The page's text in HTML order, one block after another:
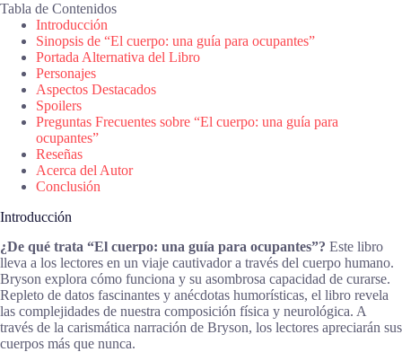
Tabla de Contenidos
Introducción
Sinopsis de “El cuerpo: una guía para ocupantes”
Portada Alternativa del Libro
Personajes
Aspectos Destacados
Spoilers
Preguntas Frecuentes sobre “El cuerpo: una guía para
ocupantes”
Reseñas
Acerca del Autor
Conclusión
Introducción
¿De qué trata “El cuerpo: una guía para ocupantes”? Este libro
lleva a los lectores en un viaje cautivador a través del cuerpo humano.
Bryson explora cómo funciona y su asombrosa capacidad de curarse.
Repleto de datos fascinantes y anécdotas humorísticas, el libro revela
las complejidades de nuestra composición física y neurológica. A
través de la carismática narración de Bryson, los lectores apreciarán sus
cuerpos más que nunca.